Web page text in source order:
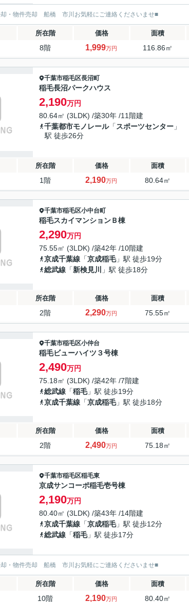
・物件売却 船橋 市川お気軽にご連絡くださいませ■
所在階 価格 面積
8階 1,999万円 116.86㎡
千葉市稲毛区長沼町
稲毛長沼パークハウス
2,190万円
80.64㎡ (3LDK) /築30年 /11階建
千葉都市モノレール「 スポーツセンター 」
駅 徒歩26分
所在階 価格 面積
1階 2,190万円 80.64㎡
千葉市稲毛区小中台町
稲毛スカイマンションＢ棟
2,290万円
75.55㎡ (3LDK) /築42年 /10階建
京成千葉線 「京成稲毛」駅 徒歩19分
総武線 「新検見川 」駅 徒歩18分
所在階 価格 面積
2階 2,290万円 75.55㎡
千葉市稲毛区小仲台
稲毛ビューハイツ３号棟
2,490万円
75.18㎡ (3LDK) /築42年 /7階建
総武線 「稲毛」駅 徒歩19分
京成千葉線 「京成稲毛」駅 徒歩18分
所在階 価格 面積
2階 2,490万円 75.18㎡
千葉市稲毛区稲毛東
京成サンコーポ稲毛壱号棟
2,190万円
80.40㎡ (3LDK) /築43年 /14階建
京成千葉線 「京成稲毛」駅 徒歩12分
総武線 「稲毛」駅 徒歩17分
・物件売却 船橋 市川お気軽にご連絡くださいませ■
所在階 価格 面積
10階 2,190万円 80.40㎡